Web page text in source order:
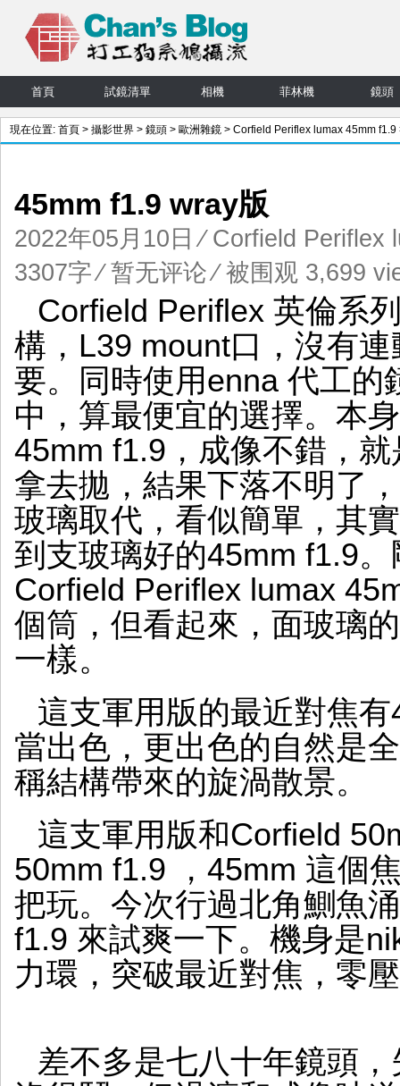
首頁 試鏡清單 相機 菲林機 鏡頭
現在位置: 首頁 > 攝影世界 > 鏡頭 > 歐洲雜鏡 > Corfield Periflex lumax 45mm f1.9
45mm f1.9 wray版
2022年05月10日 ⁄ Corfield Periflex
3307字⁄暂无评论⁄ 被围观 3,699
Corfield Periflex 英倫系
構，L39 mount口，沒有
要。同時使用enna 代工的
中，算最便宜的選擇。本
45mm f1.9，成像不錯，
拿去拋，結果下落不明了
玻璃取代，看似簡單，其
到支玻璃好的45mm f1.9
Corfield Periflex lumax
個筒，但看起來，面玻璃
一樣。
這支軍用版的最近對焦
當出色，更出色的自然是
稱結構帶來的旋渦散景。
這支軍用版和Corfield
50mm f1.9 ，45mm 這個
把玩。今次行過北角鰂魚
f1.9 來試爽一下。機身是
力環，突破最近對焦，零
差不多是七八十年鏡頭